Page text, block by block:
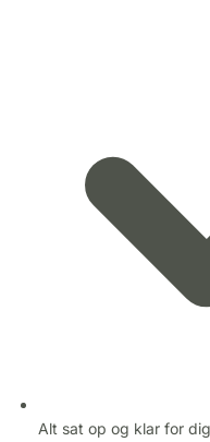
Alt sat op og klar for dig